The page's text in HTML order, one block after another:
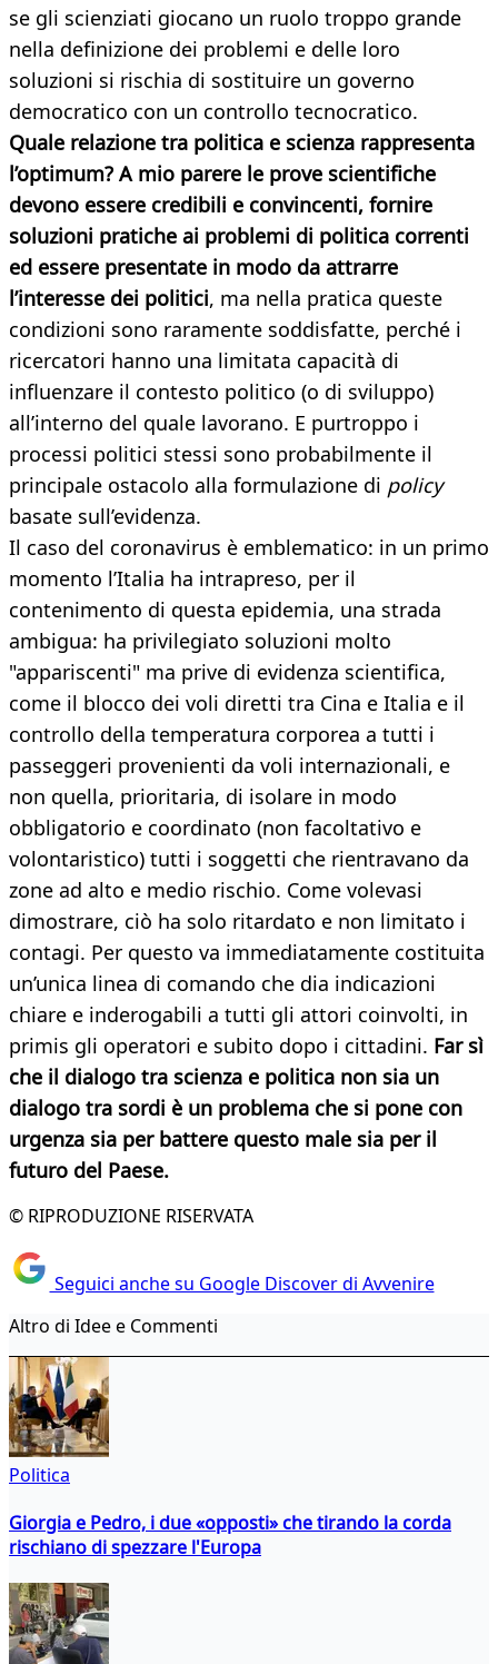
se gli scienziati giocano un ruolo troppo grande
nella definizione dei problemi e delle loro
soluzioni si rischia di sostituire un governo
democratico con un controllo tecnocratico.
Quale relazione tra politica e scienza rappresenta
l’optimum? A mio parere le prove scientifiche
devono essere credibili e convincenti, fornire
soluzioni pratiche ai problemi di politica correnti
ed essere presentate in modo da attrarre
l’interesse dei politici, ma nella pratica queste
condizioni sono raramente soddisfatte, perché i
ricercatori hanno una limitata capacità di
influenzare il contesto politico (o di sviluppo)
all’interno del quale lavorano. E purtroppo i
processi politici stessi sono probabilmente il
principale ostacolo alla formulazione di policy
basate sull’evidenza.
Il caso del coronavirus è emblematico: in un primo
momento l’Italia ha intrapreso, per il
contenimento di questa epidemia, una strada
ambigua: ha privilegiato soluzioni molto
"appariscenti" ma prive di evidenza scientifica,
come il blocco dei voli diretti tra Cina e Italia e il
controllo della temperatura corporea a tutti i
passeggeri provenienti da voli internazionali, e
non quella, prioritaria, di isolare in modo
obbligatorio e coordinato (non facoltativo e
volontaristico) tutti i soggetti che rientravano da
zone ad alto e medio rischio. Come volevasi
dimostrare, ciò ha solo ritardato e non limitato i
contagi. Per questo va immediatamente costituita
un’unica linea di comando che dia indicazioni
chiare e inderogabili a tutti gli attori coinvolti, in
primis gli operatori e subito dopo i cittadini. Far sì
che il dialogo tra scienza e politica non sia un
dialogo tra sordi è un problema che si pone con
urgenza sia per battere questo male sia per il
futuro del Paese.
© RIPRODUZIONE RISERVATA
Seguici anche su Google Discover di Avvenire
Altro di Idee e Commenti
Politica
Giorgia e Pedro, i due «opposti» che tirando la corda
rischiano di spezzare l'Europa